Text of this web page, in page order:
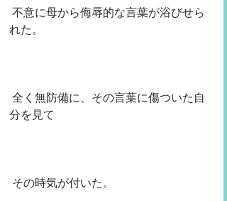
れた。
分を見て
その時気が付いた。